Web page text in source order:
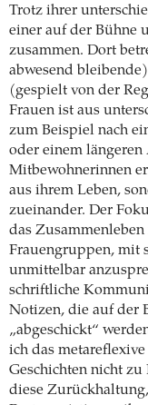
Trotz ihrer
einer auf der Bühne
zusammen. Dort
abwesend
(gespielt von der
Frauen ist aus
zum Beispiel nach
oder einem
Mitbewohnerinnen
aus ihrem Leben,
zueinander. Der
das
Frauengruppen, mit
unmittelbar
schriftliche
Notizen, die auf der
„abgeschickt“
ich das
Geschichten nicht zu
diese